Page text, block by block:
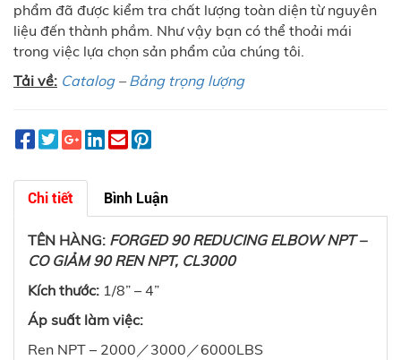
phẩm đã được kiểm tra chất lượng toàn diện từ nguyên
liệu đến thành phầm. Như vậy bạn có thể thoải mái
trong việc lựa chọn sản phẩm của chúng tôi.
Tải về: Catalog–Bảng trọng lượng
Chi tiết Bình Luận
TÊN HÀNG: FORGED 90 REDUCING ELBOW NPT –
CO GIẢM 90 REN NPT, CL3000
Kích thước: 1/8” – 4”
Áp suất làm việc:
Ren NPT – 2000／3000／6000LBS